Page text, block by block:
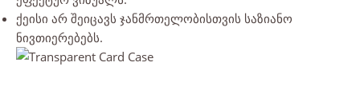
ქეისი არ შეიცავს ჯანმრთელობისთვის საზიანო
ნივთიერებებს.